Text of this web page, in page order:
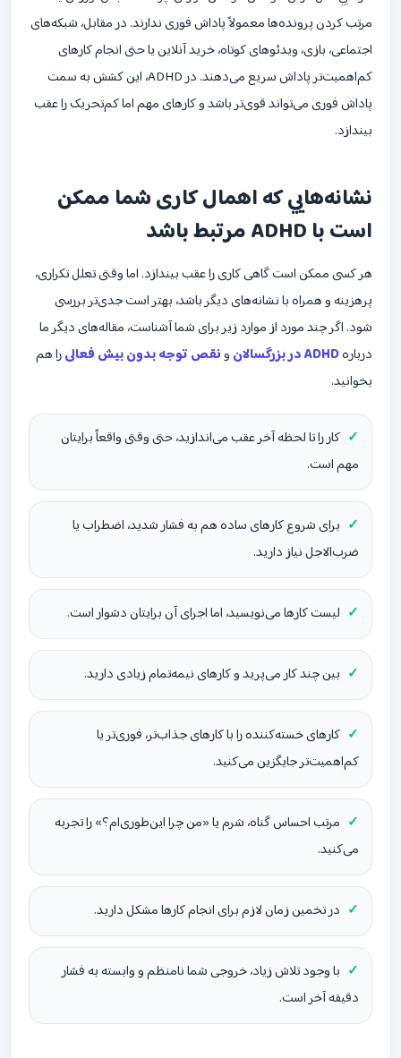
مرتب کردن پرونده‌ها معمولاً پاداش فوری ندارند. در مقابل، شبکه‌های
اجتماعی، بازی، ویدئوهای کوتاه، خرید آنلاین یا حتی انجام کارهای
کم‌اهمیت‌تر پاداش سریع می‌دهند. در ADHD، این کشش به سمت
پاداش فوری می‌تواند قوی‌تر باشد و کارهای مهم اما کم‌تحریک را عقب
بیندازد.
نشانه‌هایی که اهمال کاری شما ممکن
است با ADHD مرتبط باشد
هر کسی ممکن است گاهی کاری را عقب بیندازد. اما وقتی تعلل تکراری،
پرهزینه و همراه با نشانه‌های دیگر باشد، بهتر است جدی‌تر بررسی
شود. اگر چند مورد از موارد زیر برای شما آشناست، مقاله‌های دیگر ما
دربارهADHD در بزرگسالان ونقص توجه بدون بیش فعالیرا هم
بخوانید.
کار را تا لحظه آخر عقب می‌اندازید، حتی وقتی واقعاً برایتان
مهم است.
برای شروع کارهای ساده هم به فشار شدید، اضطراب یا
ضرب‌الاجل نیاز دارید.
لیست کارها می‌نویسید، اما اجرای آن برایتان دشوار است.
بین چند کار می‌پرید و کارهای نیمه‌تمام زیادی دارید.
کارهای خسته‌کننده را با کارهای جذاب‌تر، فوری‌تر یا
کم‌اهمیت‌تر جایگزین می‌کنید.
مرتب احساس گناه، شرم یا «من چرا این‌طوری‌ام؟» را تجربه
می‌کنید.
در تخمین زمان لازم برای انجام کارها مشکل دارید.
با وجود تلاش زیاد، خروجی شما نامنظم و وابسته به فشار
دقیقه آخر است.